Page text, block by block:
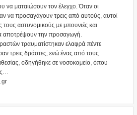
να ματαιώσουν τον έλεγχο. Όταν οι
να προσαγάγουν τρεις από αυτούς, αυτοί
αστυνομικούς με μπουνιές και
αποτρέψουν την προσαγωγή.
τραυματίστηκαν ελαφρά πέντε
τρεις δράστες, ενώ ένας από τους
οδηγήθηκε σε νοσοκομείο, όπου